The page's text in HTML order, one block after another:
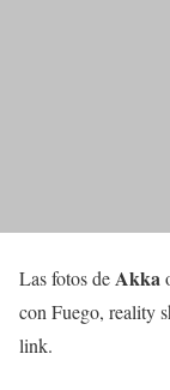
Las fotos deAkka
con Fuego, reality
link.